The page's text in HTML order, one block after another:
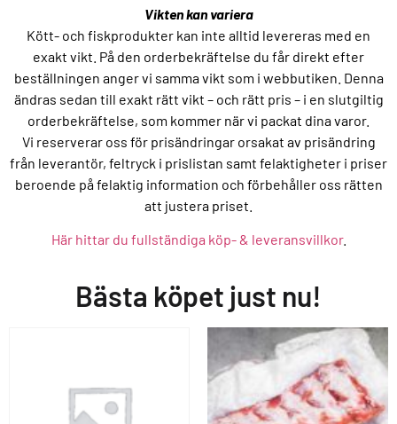
Vikten kan variera
Kött- och fiskprodukter kan inte alltid levereras med en
exakt vikt. På den orderbekräftelse du får direkt efter
beställningen anger vi samma vikt som i webbutiken. Denna
ändras sedan till exakt rätt vikt – och rätt pris – i en slutgiltig
orderbekräftelse, som kommer när vi packat dina varor.
Vi reserverar oss för prisändringar orsakat av prisändring
från leverantör, feltryck i prislistan samt felaktigheter i priser
beroende på felaktig information och förbehåller oss rätten
att justera priset.
Här hittar du fullständiga köp- & leveransvillkor.
Bästa köpet just nu!